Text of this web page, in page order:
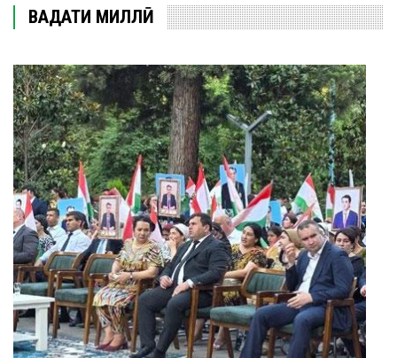
ВАҲДАТИ МИЛЛӢ